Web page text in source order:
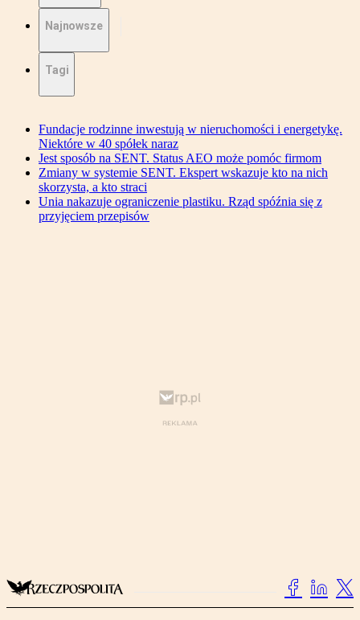
Najnowsze
Tagi
Fundacje rodzinne inwestują w nieruchomości i energetykę.
Niektóre w 40 spółek naraz
Jest sposób na SENT. Status AEO może pomóc firmom
Zmiany w systemie SENT. Ekspert wskazuje kto na nich
skorzysta, a kto straci
Unia nakazuje ograniczenie plastiku. Rząd spóźnia się z
przyjęciem przepisów